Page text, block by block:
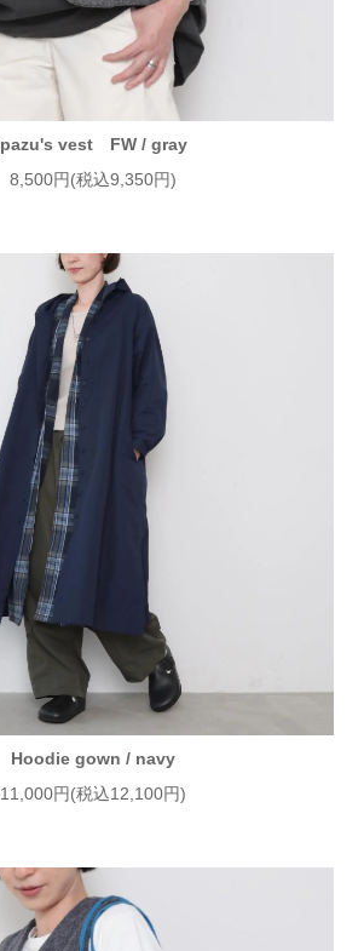
pazu's vest FW / gray
8,500円(税込9,350円)
Hoodie gown / navy
11,000円(税込12,100円)